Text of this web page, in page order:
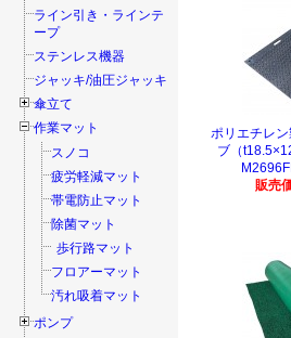
ライン引き・ラインテ
ープ
ステンレス機器
ジャッキ/油圧ジャッキ
傘立て
作業マット
スノコ
疲労軽減マット
帯電防止マット
除菌マット
歩行路マット
フロアーマット
汚れ吸着マット
ポンプ
ポリエチレ
ブ（
販売